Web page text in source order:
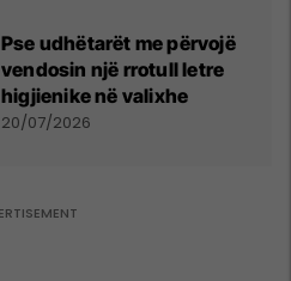
Pse udhëtarët me përvojë
vendosin një rrotull letre
higjienike në valixhe
20/07/2026